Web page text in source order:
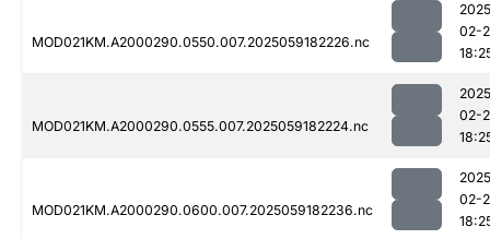
MOD021KM.A2000290.0550.007.2025059182226.nc
02-
MOD021KM.A2000290.0555.007.2025059182224.nc
02-
MOD021KM.A2000290.0600.007.2025059182236.nc
02-